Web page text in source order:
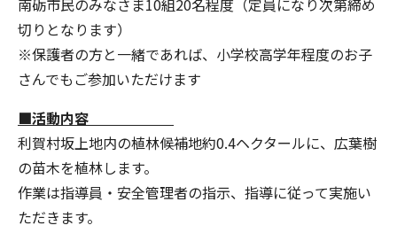
南砺市民のみなさま10組20名程度（定員になり次第締め
切りとなります）
※保護者の方と一緒であれば、小学校高学年程度のお子
さんでもご参加いただけます
■活動内容
利賀村坂上地内の植林候補地約0.4ヘクタールに、広葉樹
の苗木を植林します。
作業は指導員・安全管理者の指示、指導に従って実施い
ただきます。